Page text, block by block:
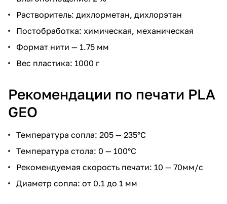
Растворитель: дихлорметан, дихлорэтан
Постобработка: химическая, механическая
Формат нити — 1.75 мм
Вес пластика: 1000 г
Рекомендации по печати PLA
GEO
Температура сопла: 205 — 235°С
Температура стола: 0 — 100°С
Рекомендуемая скорость печати: 10 — 70мм/с
Диаметр сопла: от 0.1 до 1 мм